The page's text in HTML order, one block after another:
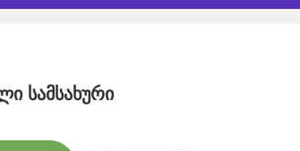
სამსახური